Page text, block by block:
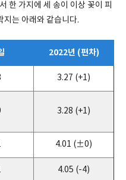
한 가지에 세 송이 이상 꽃이 피
지는 아래와 같습니다.
2022년 (편차)
3.27 (+1)
3.28 (+1)
4.01 (±0)
4.05 (-4)